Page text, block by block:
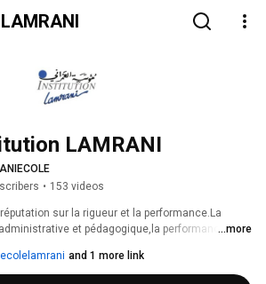
LAMRANI
• 153 videos
sur la rigueur et la performance.La
et pédagogique,la performance par
...more
and 1 more link